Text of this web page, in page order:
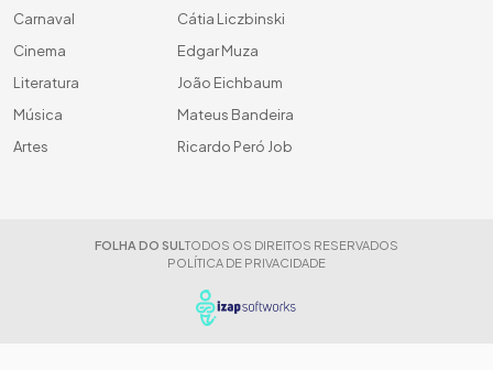
Carnaval
Cinema
Literatura
Música
Artes
Cátia Liczbinski
Edgar Muza
João Eichbaum
Mateus Bandeira
Ricardo Peró Job
FOLHA DO SUL TODOS OS DIREITOS RESERVADOS
POLÍTICA DE PRIVACIDADE